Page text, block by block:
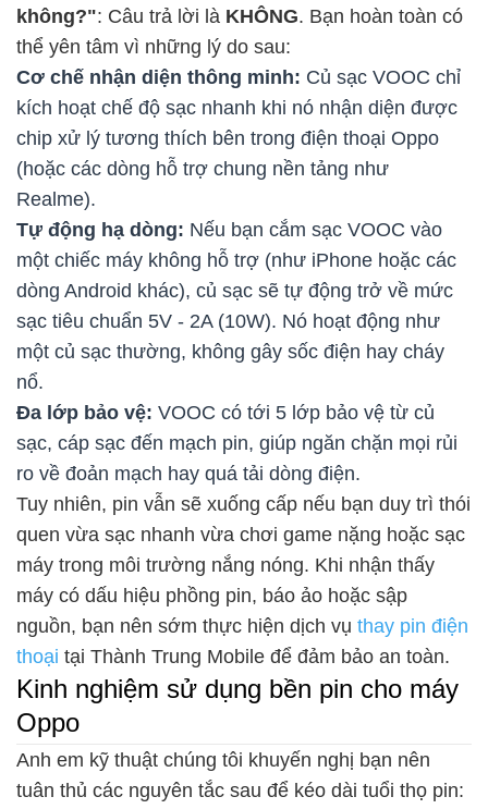
không?": Câu trả lời là KHÔNG. Bạn hoàn toàn có
thể yên tâm vì những lý do sau:
Cơ chế nhận diện thông minh: Củ sạc VOOC chỉ
kích hoạt chế độ sạc nhanh khi nó nhận diện được
chip xử lý tương thích bên trong điện thoại Oppo
(hoặc các dòng hỗ trợ chung nền tảng như
Realme).
Tự động hạ dòng: Nếu bạn cắm sạc VOOC vào
một chiếc máy không hỗ trợ (như iPhone hoặc các
dòng Android khác), củ sạc sẽ tự động trở về mức
sạc tiêu chuẩn 5V - 2A (10W). Nó hoạt động như
một củ sạc thường, không gây sốc điện hay cháy
nổ.
Đa lớp bảo vệ: VOOC có tới 5 lớp bảo vệ từ củ
sạc, cáp sạc đến mạch pin, giúp ngăn chặn mọi rủi
ro về đoản mạch hay quá tải dòng điện.
Tuy nhiên, pin vẫn sẽ xuống cấp nếu bạn duy trì thói
quen vừa sạc nhanh vừa chơi game nặng hoặc sạc
máy trong môi trường nắng nóng. Khi nhận thấy
máy có dấu hiệu phồng pin, báo ảo hoặc sập
nguồn, bạn nên sớm thực hiện dịch vụ thay pin điện
thoại tại Thành Trung Mobile để đảm bảo an toàn.
Kinh nghiệm sử dụng bền pin cho máy
Oppo
Anh em kỹ thuật chúng tôi khuyến nghị bạn nên
tuân thủ các nguyên tắc sau để kéo dài tuổi thọ pin: